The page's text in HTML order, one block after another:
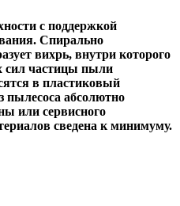
с поддержкой
Спирально
вихрь, внутри которого
сил частицы пыли
в пластиковый
пылесоса абсолютно
или сервисного
сведена к минимуму.